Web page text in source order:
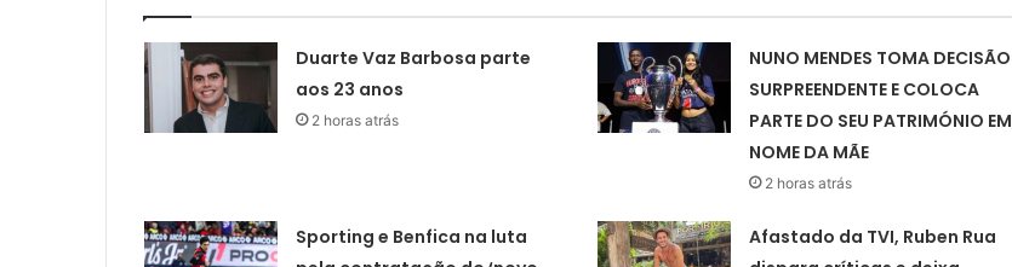
Duarte Vaz Barbosa parte
aos 23 anos
2 horas atrás
NUNO MENDES TOMA DECISÃO
SURPREENDENTE E COLOCA
PARTE DO SEU PATRIMÓNIO EM
NOME DA MÃE
2 horas atrás
Sporting e Benfica na luta
Afastado da TVI, Ruben Rua